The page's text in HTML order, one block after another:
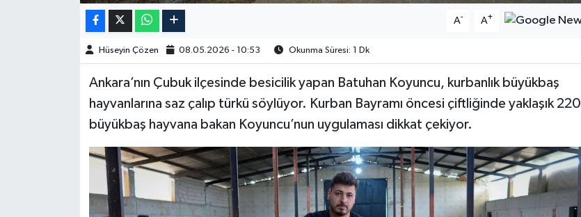
A- A+
Hüseyin Çözen 08.05.2026 - 10:53 Okunma Süresi: 1 Dk
Ankara’nın Çubuk ilçesinde besicilik yapan Batuhan Koyuncu, kurbanlık büyükbaş
hayvanlarına saz çalıp türkü söylüyor. Kurban Bayramı öncesi çiftliğinde yaklaşık 220
büyükbaş hayvana bakan Koyuncu’nun uygulaması dikkat çekiyor.
Hava Durumu
Kim kimdir?
Kültür Sanat